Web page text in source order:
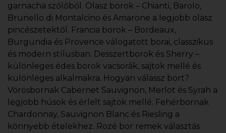
garnacha szőlőből. Olasz borok – Chianti, Barolo,
Brunello di Montalcino és Amarone a legjobb olasz
pincészetektől. Francia borok – Bordeaux,
Burgundia és Provence válogatott borai, classzikus
és modern stílusban. Desszertborok és Sherry –
különleges édes borok vacsorák, sajtok mellé és
különleges alkalmakra. Hogyan válassz bort?
Vörösbornak Cabernet Sauvignon, Merlot és Syrah a
legjobb húsok és érlelt sajtok mellé. Fehérbornak
Chardonnay, Sauvignon Blanc és Riesling a
könnyebb ételekhez. Rozé bor remek választás